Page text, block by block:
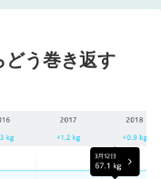
どう巻き返す